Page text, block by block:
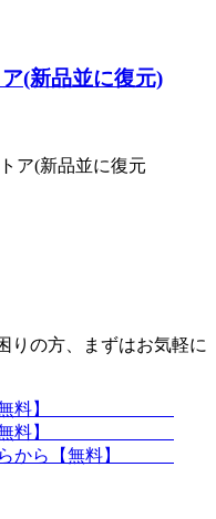
(新品並に復元)
ア(新品並に復元
りの方、まずはお気軽に
から【無料】
から【無料】
らから【無料】